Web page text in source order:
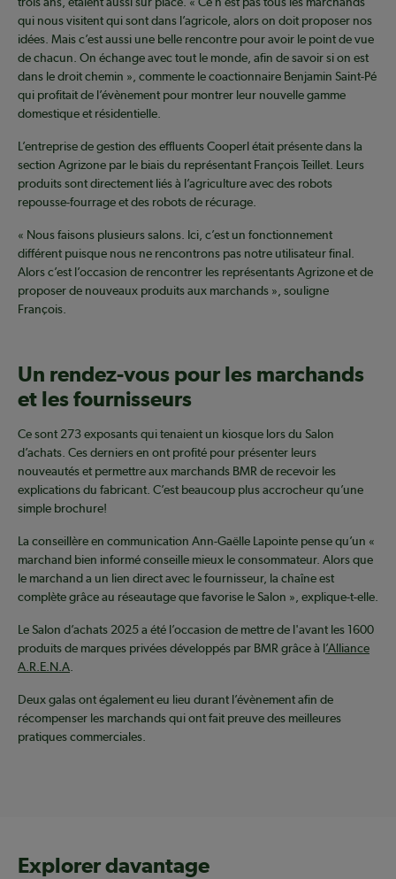
qui nous visitent qui sont dans l’agricole, alors on doit proposer nos
idées. Mais c’est aussi une belle rencontre pour avoir le point de vue
de chacun. On échange avec tout le monde, afin de savoir si on est
dans le droit chemin », commente le coactionnaire Benjamin Saint-Pé
qui profitait de l’évènement pour montrer leur nouvelle gamme
domestique et résidentielle.
L’entreprise de gestion des effluents Cooperl était présente dans la
section Agrizone par le biais du représentant François Teillet. Leurs
produits sont directement liés à l’agriculture avec des robots
repousse-fourrage et des robots de récurage.
« Nous faisons plusieurs salons. Ici, c’est un fonctionnement
différent puisque nous ne rencontrons pas notre utilisateur final.
Alors c’est l’occasion de rencontrer les représentants Agrizone et de
proposer de nouveaux produits aux marchands », souligne
François.
Un rendez-vous pour les marchands
et les fournisseurs
Ce sont 273 exposants qui tenaient un kiosque lors du Salon
d’achats. Ces derniers en ont profité pour présenter leurs
nouveautés et permettre aux marchands BMR de recevoir les
explications du fabricant. C’est beaucoup plus accrocheur qu’une
simple brochure!
La conseillère en communication Ann-Gaëlle Lapointe pense qu’un «
marchand bien informé conseille mieux le consommateur. Alors que
le marchand a un lien direct avec le fournisseur, la chaîne est
complète grâce au réseautage que favorise le Salon », explique-t-elle.
Le Salon d’achats 2025 a été l’occasion de mettre de l'avant les 1600
produits de marques privées développés par BMR grâce à l’Alliance
A.R.E.N.A.
Deux galas ont également eu lieu durant l’évènement afin de
récompenser les marchands qui ont fait preuve des meilleures
pratiques commerciales.
Explorer davantage